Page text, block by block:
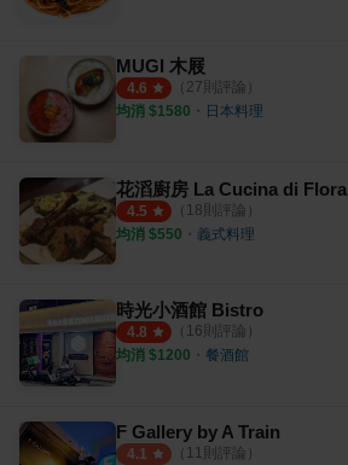
MUGI 木屐
4.6 （ 27則評論）
均消 $1580 ・ 日本料理
花滔廚房 La Cucina di Flora
4.5 （ 18則評論）
均消 $550 ・ 義式料理
時光小酒館 Bistro
4.8 （ 16則評論）
均消 $1200 ・ 餐酒館
F Gallery by A Train
4.1 （ 11則評論）